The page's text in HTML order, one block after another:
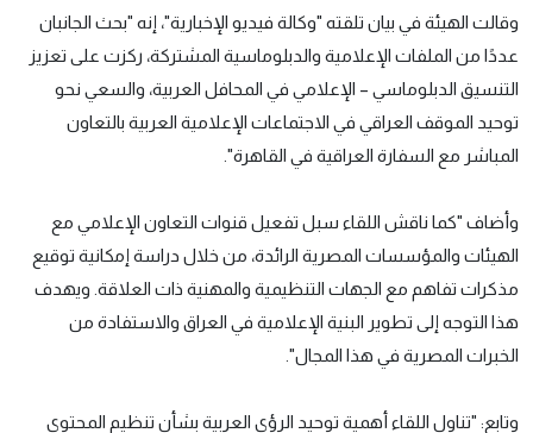
وقالت الهيئة في بيان تلقته "وكالة فيديو الإخبارية"، إنه "بحث الجانبان
عددًا من الملفات الإعلامية والدبلوماسية المشتركة، ركزت على تعزيز
التنسيق الدبلوماسي – الإعلامي في المحافل العربية، والسعي نحو
توحيد الموقف العراقي في الاجتماعات الإعلامية العربية بالتعاون
المباشر مع السفارة العراقية في القاهرة".
وأضاف "كما ناقش اللقاء سبل تفعيل قنوات التعاون الإعلامي مع
الهيئات والمؤسسات المصرية الرائدة، من خلال دراسة إمكانية توقيع
مذكرات تفاهم مع الجهات التنظيمية والمهنية ذات العلاقة. ويهدف
هذا التوجه إلى تطوير البنية الإعلامية في العراق والاستفادة من
الخبرات المصرية في هذا المجال".
وتابع: "تناول اللقاء أهمية توحيد الرؤى العربية بشأن تنظيم المحتوى